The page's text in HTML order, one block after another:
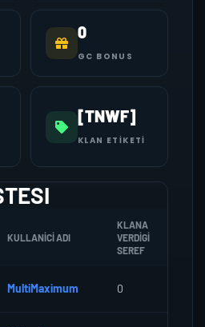
0
GC BONUS
[TNWF]
KLAN ETIKETI
KULLANICI ADI
KLANA
VERDIGI
SEREF
MultiMaximum 0